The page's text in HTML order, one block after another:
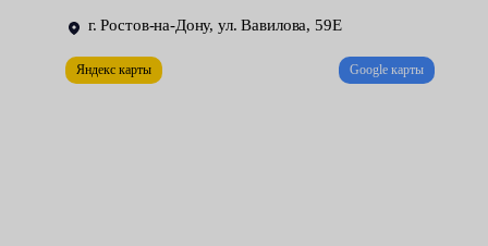
Некорректная работа гидрораспределителя.
Ремонт рулевой рейки может быть выполнен только в
г. Ростов-на-Дону, ул. Вавилова, 59Е
Яндекс карты Google карты